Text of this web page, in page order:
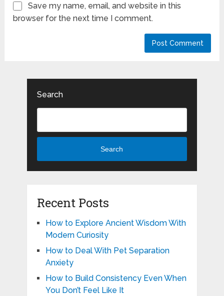
Save my name, email, and website in this
browser for the next time I comment.
Search
Search
Recent Posts
How to Explore Ancient Wisdom With
Modern Curiosity
How to Deal With Pet Separation
Anxiety
How to Build Consistency Even When
You Don’t Feel Like It